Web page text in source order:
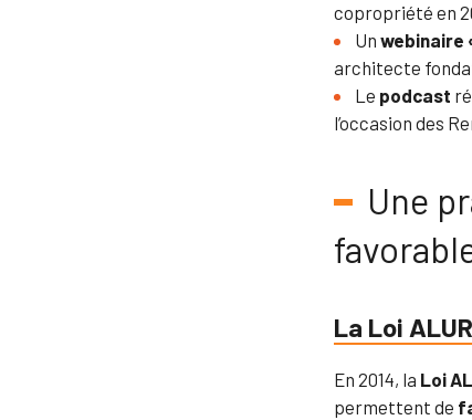
copropriété en
Unwebinaire
architecte
Le podcast
l’occasion des
Une
La Loi
En 2014, la Loi
permettent de